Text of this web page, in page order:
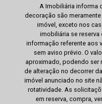
A Imobiliária informa
decoração são
imóvel, exceto nos
imobiliária se
informação referente aos
sem aviso prévio. O
aproximado, podendo ser
de alteração no decorrer
imóvel anunciado no site
rotatividade. As
em reserva, compra,